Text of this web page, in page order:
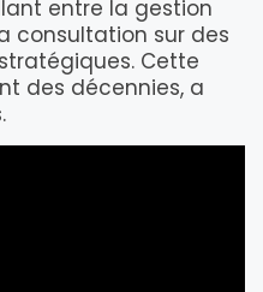
entre la gestion
consultation sur des
Cette
des décennies, a